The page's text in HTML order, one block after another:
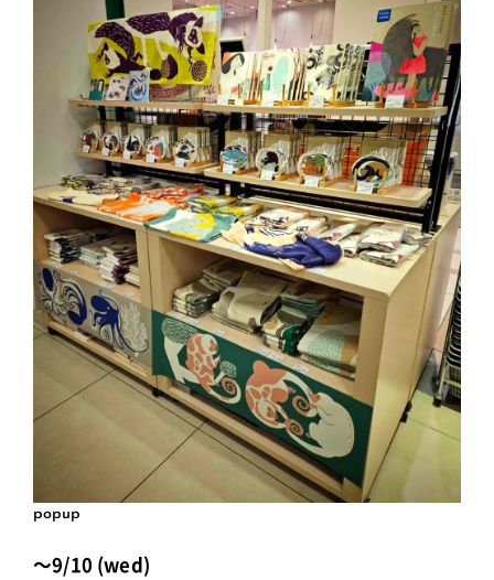
popup
～9/10 (wed)